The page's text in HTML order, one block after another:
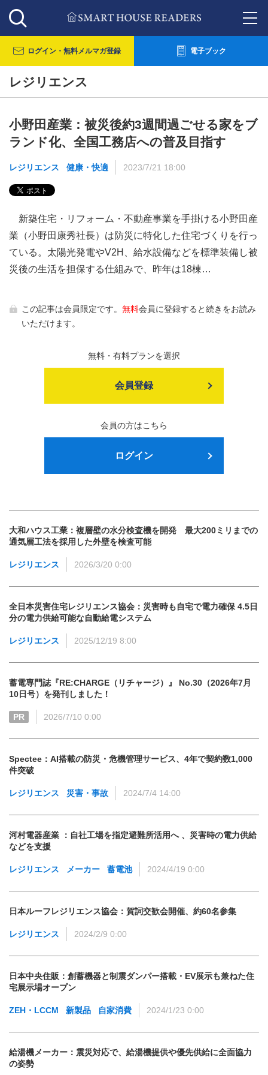
ログイン・ 無料メルマガ登録 電子ブック
レジリエンス
小野田産業：被災後約3週間過ごせる家をブ
ランド化、全国工務店への普及目指す
レジリエンス 健康・快適 2023/7/21 18:00
新築住宅・リフォーム・不動産事業を手掛ける小野田産
業（小野田康秀社長）は防災に特化した住宅づくりを行っ
ている。太陽光発電やV2H、給水設備などを標準装備し被
災後の生活を担保する仕組みで、昨年は18棟…
この記事は会員限定です。 無料会員に登録すると続きをお読み
いただけます。
無料・有料プランを選択
会員登録
会員の方はこちら
ログイン
大和ハウス工業：複層壁の水分検査機を開発 最大200ミリまでの
通気層工法を採用した外壁を検査可能
レジリエンス 2026/3/20 0:00
全日本災害住宅レジリエンス協会：災害時も自宅で電力確保 4.5日
分の電力供給可能な自動給電システム
レジリエンス 2025/12/19 8:00
蓄電専門誌『RE:CHARGE（リチャージ）』 No.30（2026年7月
10日号）を発刊しました！
PR 2026/7/10 0:00
Spectee：AI搭載の防災・危機管理サービス、4年で契約数1,000
件突破
レジリエンス 災害・事故 2024/7/4 14:00
河村電器産業 ：自社工場を指定避難所活用へ 、災害時の電力供給
などを支援
レジリエンス メーカー 蓄電池 2024/4/19 0:00
日本ルーフレジリエンス協会：賀詞交歓会開催、約60名参集
レジリエンス 2024/2/9 0:00
日本中央住販：創蓄機器と制震ダンパー搭載・EV展示も兼ねた住
宅展示場オープン
ZEH・LCCM 新製品 自家消費 2024/1/23 0:00
給湯機メーカー：震災対応で、給湯機提供や優先供給に全面協力
の姿勢